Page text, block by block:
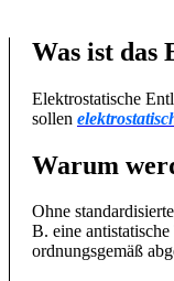
Was ist das
Elektrostatische
sollen
Warum
Ohne
B. eine
ordnungsgemäß